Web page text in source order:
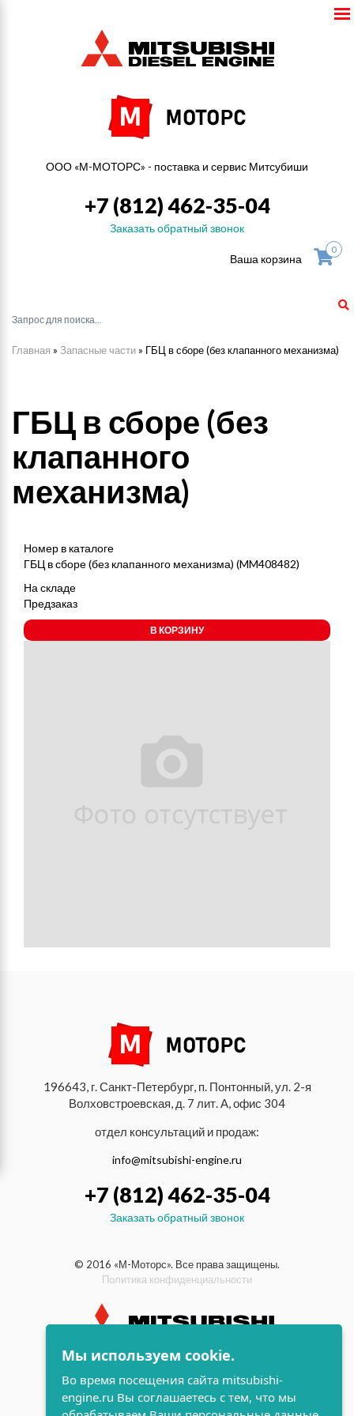
ООО «М-МОТОРС» - поставка и сервис Митсубиши
+7 (812) 462-35-04
Заказать обратный звонок
Ваша корзина
0
Главная » Запасные части » ГБЦ в сборе (без клапанного механизма)
ГБЦ в сборе (без
клапанного
механизма)
Номер в каталоге
ГБЦ в сборе (без клапанного механизма) (MM408482)
На складе
Предзаказ
В КОРЗИНУ
196643, г. Санкт-Петербург, п. Понтонный, ул. 2-я
Волховстроевская, д. 7 лит. А, офис 304
отдел консультаций и продаж:
info@mitsubishi-engine.ru
+7 (812) 462-35-04
Заказать обратный звонок
© 2016 «М-Моторс». Все права защищены.
Политика конфиденциальности
индустриальные и морские
дизельные двигатели Mitsubishi
Мы используем cookie.
Во время посещения сайта mitsubishi-
engine.ru Вы соглашаетесь с тем, что мы